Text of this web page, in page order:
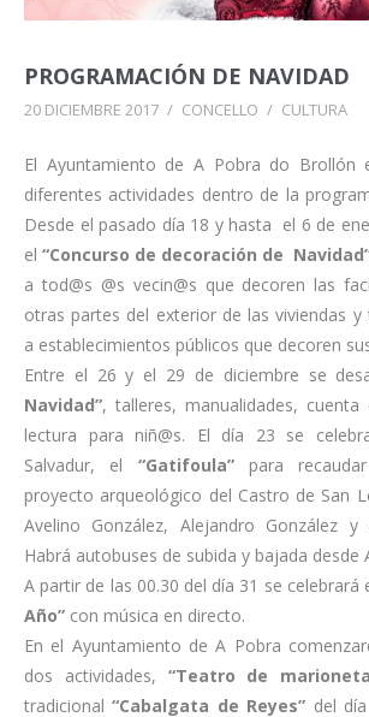
PROGRAMACIÓN DE NAVIDAD
20 DICIEMBRE 2017 / CONCELLO / CULTURA
El Ayuntamiento de A Pobra do Brollón
diferentes actividades dentro de la
Desde el pasado día 18 y hasta el 6 de
el “Concurso de decoración de
a tod@s @s vecin@s que decoren las
otras partes del exterior de las viviendas y
a establecimientos públicos que decoren
Entre el 26 y el 29 de diciembre se
Navidad”, talleres, manualidades,
lectura para niñ@s. El día 23 se
Salvadur, el “Gatifoula”para
proyecto arqueológico del Castro de San
Avelino González, Alejandro González y
Habrá autobuses de subida y bajada desde
A partir de las 00.30 del día 31 se celebrará
Año” con música en directo.
En el Ayuntamiento de A Pobra
dos actividades, “Teatro de
tradicional“Cabalgata de Reyes” del